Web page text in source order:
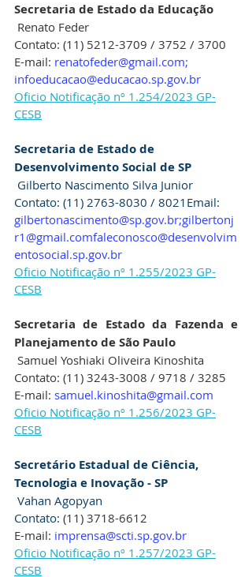
Secretaria de Estado da Educação
Renato Feder
Contato: (11) 5212-3709 / 3752 / 3700
E-mail: renatofeder@gmail.com;
infoeducacao@educacao.sp.gov.br
Oficio Notificação nº 1.254/2023 GP-
CESB
Secretaria de Estado de
Desenvolvimento Social de SP
Gilberto Nascimento Silva Junior
Contato: (11) 2763-8030 / 8021Email:
gilbertonascimento@sp.gov.br;gilbertonj
r1@gmail.comfaleconosco@desenvolvim
entosocial.sp.gov.br
Oficio Notificação nº 1.255/2023 GP-
CESB
Secretaria de Estado da Fazenda e
Planejamento de São Paulo
Samuel Yoshiaki Oliveira Kinoshita
Contato: (11) 3243-3008 / 9718 / 3285
E-mail: samuel.kinoshita@gmail.com
Oficio Notificação nº 1.256/2023 GP-
CESB
Secretário Estadual de Ciência,
Tecnologia e Inovação - SP
Vahan Agopyan
Contato: (11) 3718-6612
E-mail: imprensa@scti.sp.gov.br
Oficio Notificação nº 1.257/2023 GP-
CESB